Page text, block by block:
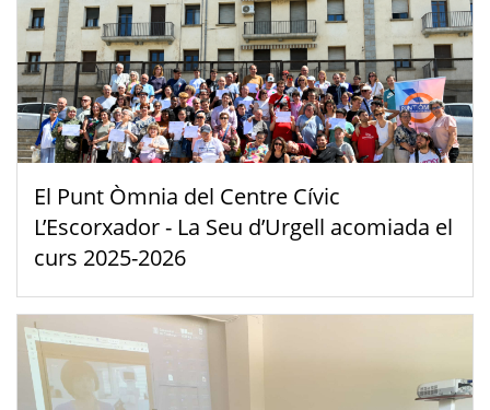
El Punt Òmnia del Centre Cívic
L’Escorxador - La Seu d’Urgell acomiada el
curs 2025-2026